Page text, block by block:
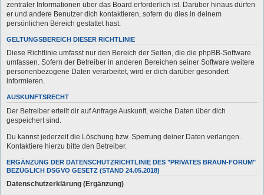
zentraler Informationen über das Board erforderlich ist. Darüber hinaus dürfen
er und andere Benutzer dich kontaktieren, sofern du dies in deinem
persönlichen Bereich gestattet hast.
GELTUNGSBEREICH DIESER RICHTLINIE
Diese Richtlinie umfasst nur den Bereich der Seiten, die die phpBB-Software
umfassen. Sofern der Betreiber in anderen Bereichen seiner Software weitere
personenbezogene Daten verarbeitet, wird er dich darüber gesondert
informieren.
AUSKUNFTSRECHT
Der Betreiber erteilt dir auf Anfrage Auskunft, welche Daten über dich
gespeichert sind.
Du kannst jederzeit die Löschung bzw. Sperrung deiner Daten verlangen.
Kontaktiere hierzu bitte den Betreiber.
ERGÄNZUNG DER DATENSCHUTZRICHTLINIE DES "PRIVATES BRAUN-FORUM"
BEZÜGLICH DSGVO GESETZ (STAND 24.05.2018)
Datenschutzerklärung (Ergänzung)